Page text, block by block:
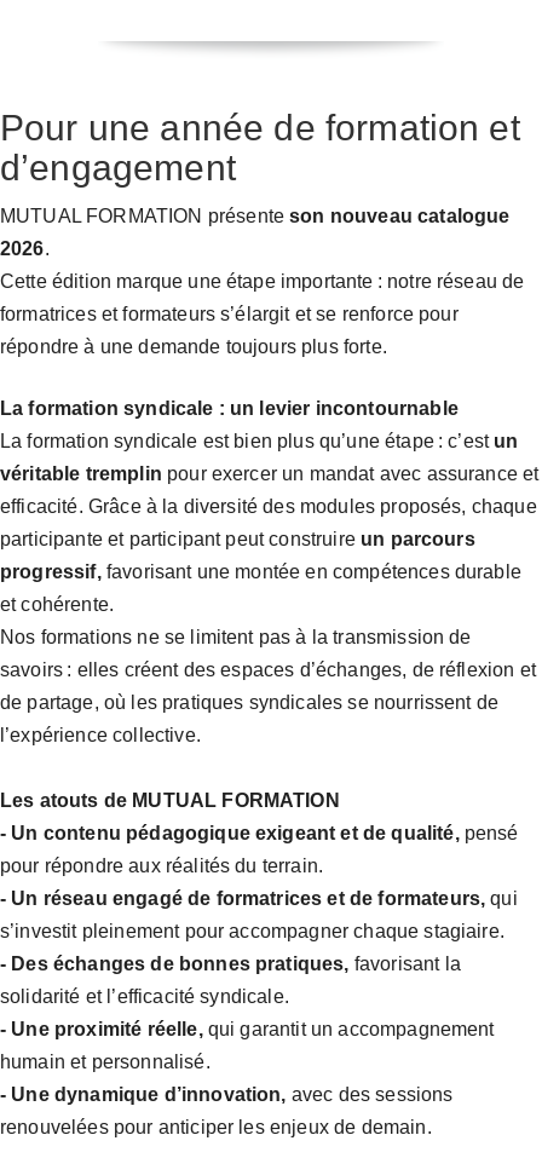
Pour une année de formation et
d’engagement
MUTUAL FORMATION présenteson nouveau catalogue
2026.
Cette édition marque une étape importante : notre réseau de
formatrices et formateurs s’élargit et se renforce pour
répondre à une demande toujours plus forte.
La formation syndicale : un levier incontournable
La formation syndicale est bien plus qu’une étape : c’est un
véritable tremplin pour exercer un mandat avec assurance et
efficacité. Grâce à la diversité des modules proposés, chaque
participante et participant peut construire un parcours
progressif,favorisant une montée en compétences durable
et cohérente.
Nos formations ne se limitent pas à la transmission de
savoirs : elles créent des espaces d’échanges, de réflexion et
de partage, où les pratiques syndicales se nourrissent de
l’expérience collective.
Les atouts de MUTUAL FORMATION
- Un contenu pédagogique exigeant et de qualité,pensé
pour répondre aux réalités du terrain.
- Un réseau engagé de formatrices et de formateurs, qui
s’investit pleinement pour accompagner chaque stagiaire.
- Des échanges de bonnes pratiques, favorisant la
solidarité et l’efficacité syndicale.
- Une proximité réelle,qui garantit un accompagnement
humain et personnalisé.
- Une dynamique d’innovation, avec des sessions
renouvelées pour anticiper les enjeux de demain.